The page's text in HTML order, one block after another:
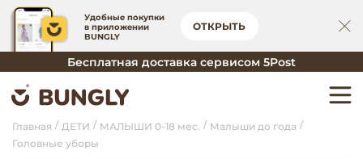
Удобные покупки
в приложении
BUNGLY
ОТКРЫТЬ
Бесплатная доставка сервисом 5Post
Главная ДЕТИ МАЛЫШИ 0-18 мес.
Малыши до года
Головные уборы